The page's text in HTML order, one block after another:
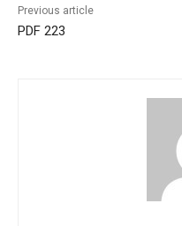
Previous article
PDF 223